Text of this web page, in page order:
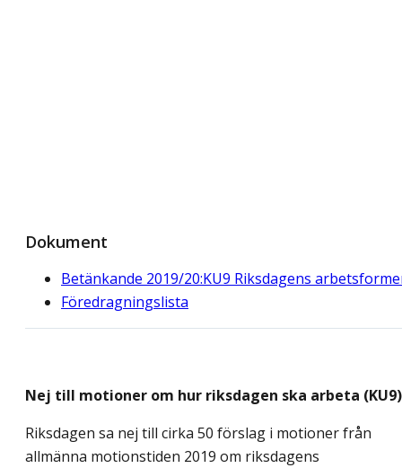
Dokument
Betänkande 2019/20:KU9 Riksdagens
Föredragningslista
Nej till motioner om hur riksdagen ska arbeta (KU9)
Riksdagen sa nej till cirka 50 förslag i motioner från
allmänna motionstiden 2019 om riksdagens